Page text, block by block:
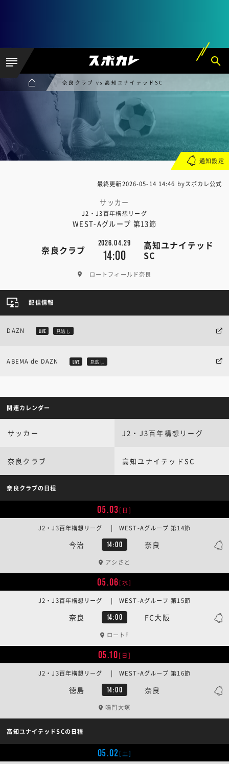
奈良クラブ vs 高知ユナイテッドSC
最終更新2026-05-14 14:46 byスポカレ公式
サッカー
J2・J3百年構想リーグ
WEST-Aグループ 第13節
奈良クラブ
2026.04.29
14:00
高知ユナイテッド
SC
ロートフィールド奈良
通知設定
配信情報
DAZN LIVE 見逃し
ABEMA de DAZN LIVE 見逃し
関連カレンダー
サッカー J2・J3百年構想リーグ
奈良クラブ 高知ユナイテッドSC
奈良クラブの日程
05.03[日]
今治 14:00 奈良
J2・J3百年構想リーグ | WEST-Aグループ 第14節
アシさと
05.06[水]
奈良 14:00 FC大阪
J2・J3百年構想リーグ | WEST-Aグループ 第15節
ロートF
05.10[日]
徳島 14:00 奈良
J2・J3百年構想リーグ | WEST-Aグループ 第16節
鳴門大塚
高知ユナイテッドSCの日程
05.02[土]